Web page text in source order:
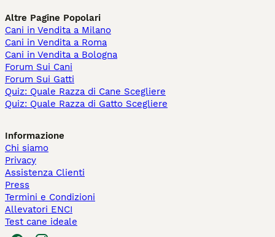
Altre Pagine Popolari
Cani in Vendita a Milano
Cani in Vendita a Roma
Cani in Vendita a Bologna
Forum Sui Cani
Forum Sui Gatti
Quiz: Quale Razza di Cane Scegliere
Quiz: Quale Razza di Gatto Scegliere
Informazione
Chi siamo
Privacy
Assistenza Clienti
Press
Termini e Condizioni
Allevatori ENCI
Test cane ideale